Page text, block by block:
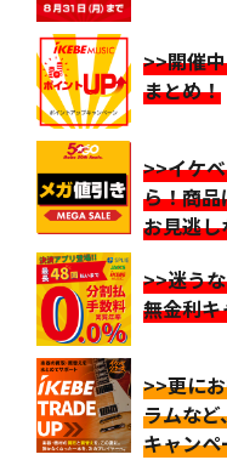
>>開催
まとめ！
>>イケ
ら！商
お見逃
>>迷う
無金利
>>更に
ラムな
キャン